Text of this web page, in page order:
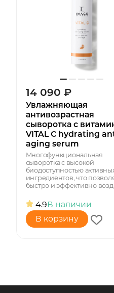
14 090 ₽
Увлажняющая
антивозрастная
сыворотка с
VITAL C hydrating
aging serum
Многофункциональная
сыворотка с высокой
биодоступностью
ингредиентов, что
быстро и эффективно
4.9В наличии
В корзину